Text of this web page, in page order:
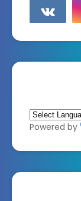
Powered by